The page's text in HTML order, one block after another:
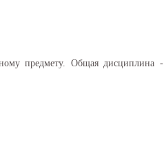
предмету. Общая дисциплина -